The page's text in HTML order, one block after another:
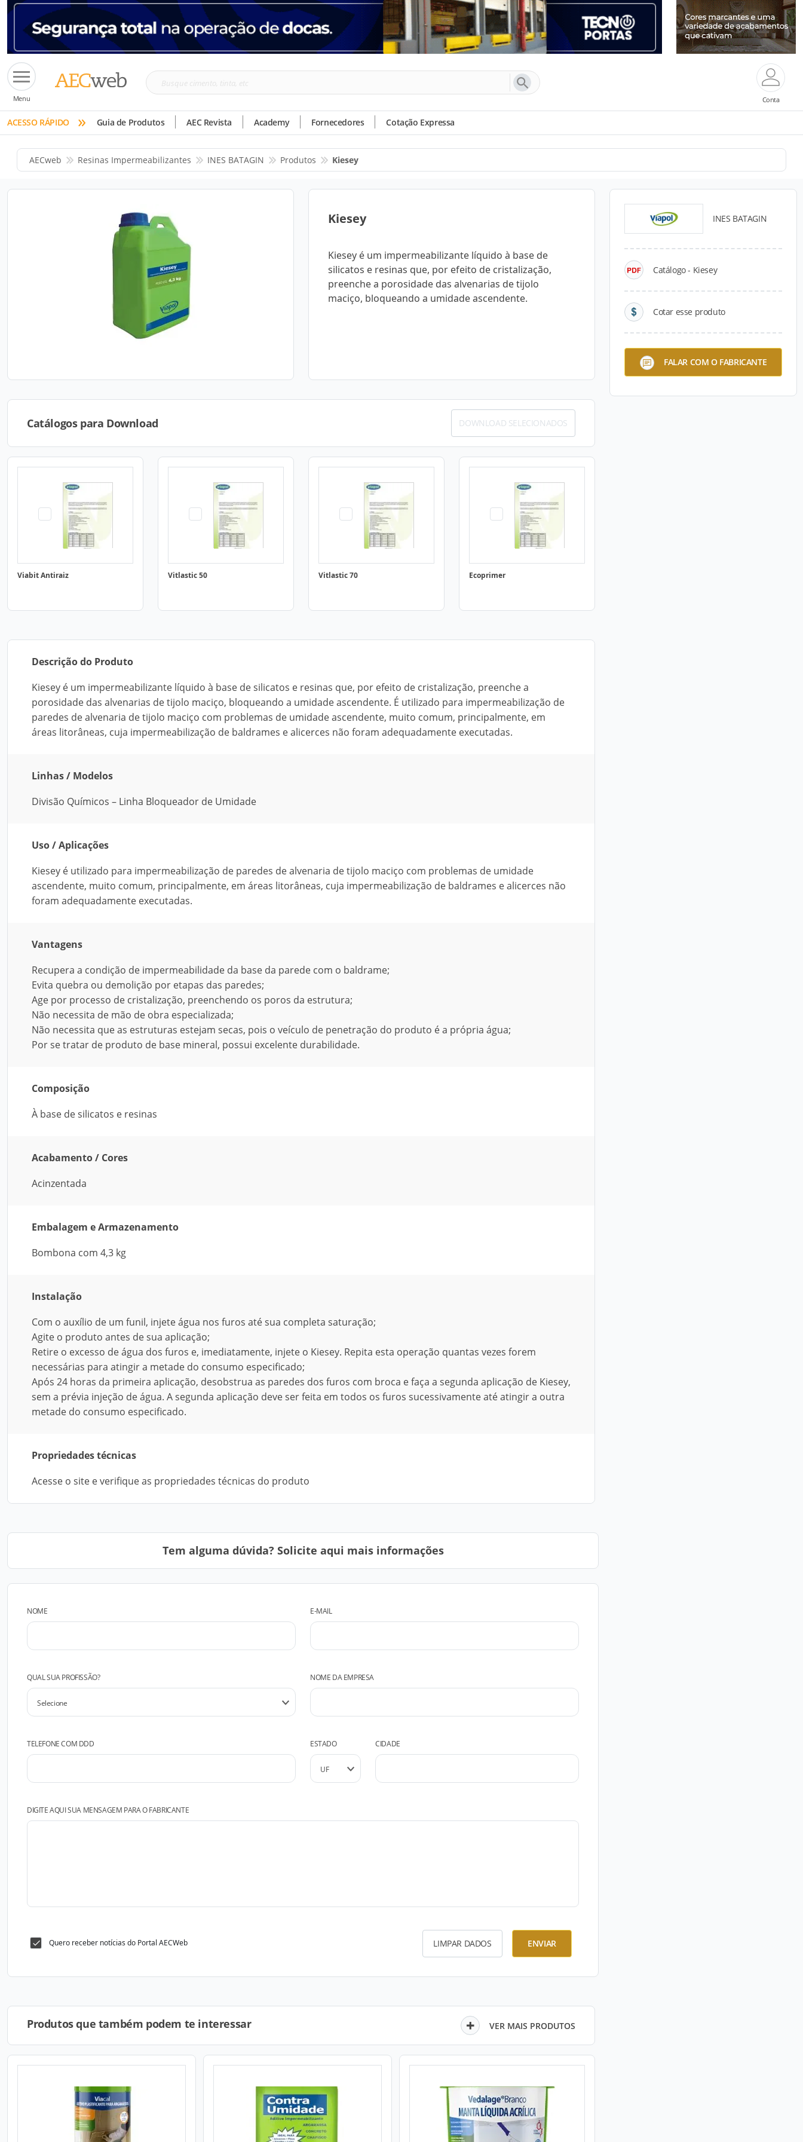
Menu
Busque
tinta,
etc
Conta
ACESSO RÁPIDO » Guia de Produtos AEC Revista Academy Fornecedores Cotação Expressa
AECweb Resinas Impermeabilizantes INES BATAGIN Produtos Kiesey
Kiesey
Kiesey é um impermeabilizante líquido à base de
silicatos e resinas que, por efeito de cristalização,
preenche a porosidade das alvenarias de tijolo
maciço, bloqueando a umidade ascendente.
INES BATAGIN
Catálogo - Kiesey
Cotar esse produto
FALAR COM O FABRICANTE
Catálogos para Download DOWNLOAD SELECIONADOS
Viabit Antiraiz Vitlastic 50 Vitlastic 70 Ecoprimer
Descrição do Produto
Kiesey é um impermeabilizante líquido à base de silicatos e resinas que, por efeito de cristalização, preenche a
porosidade das alvenarias de tijolo maciço, bloqueando a umidade ascendente. É utilizado para impermeabilização de
paredes de alvenaria de tijolo maciço com problemas de umidade ascendente, muito comum, principalmente, em
áreas litorâneas, cuja impermeabilização de baldrames e alicerces não foram adequadamente executadas.
Linhas / Modelos
Divisão Químicos – Linha Bloqueador de Umidade
Uso / Aplicações
Kiesey é utilizado para impermeabilização de paredes de alvenaria de tijolo maciço com problemas de umidade
ascendente, muito comum, principalmente, em áreas litorâneas, cuja impermeabilização de baldrames e alicerces não
foram adequadamente executadas.
Vantagens
Recupera a condição de impermeabilidade da base da parede com o baldrame;
Evita quebra ou demolição por etapas das paredes;
Age por processo de cristalização, preenchendo os poros da estrutura;
Não necessita de mão de obra especializada;
Não necessita que as estruturas estejam secas, pois o veículo de penetração do produto é a própria água;
Por se tratar de produto de base mineral, possui excelente durabilidade.
Composição
À base de silicatos e resinas
Acabamento / Cores
Acinzentada
Embalagem e Armazenamento
Bombona com 4,3 kg
Instalação
Com o auxílio de um funil, injete água nos furos até sua completa saturação;
Agite o produto antes de sua aplicação;
Retire o excesso de água dos furos e, imediatamente, injete o Kiesey. Repita esta operação quantas vezes forem
necessárias para atingir a metade do consumo especificado;
Após 24 horas da primeira aplicação, desobstrua as paredes dos furos com broca e faça a segunda aplicação de Kiesey,
sem a prévia injeção de água. A segunda aplicação deve ser feita em todos os furos sucessivamente até atingir a outra
metade do consumo especificado.
Propriedades técnicas
Acesse o site e verifique as propriedades técnicas do produto
Tem alguma dúvida? Solicite aqui mais informações
NOME E-MAIL
QUAL SUA PROFISSÃO? NOME DA EMPRESA
TELEFONE COM DDD ESTADO CIDADE
DIGITE AQUI SUA MENSAGEM PARA O FABRICANTE
Quero receber notícias do Portal AECWeb LIMPAR DADOS ENVIAR
Produtos que também podem te interessar VER MAIS PRODUTOS